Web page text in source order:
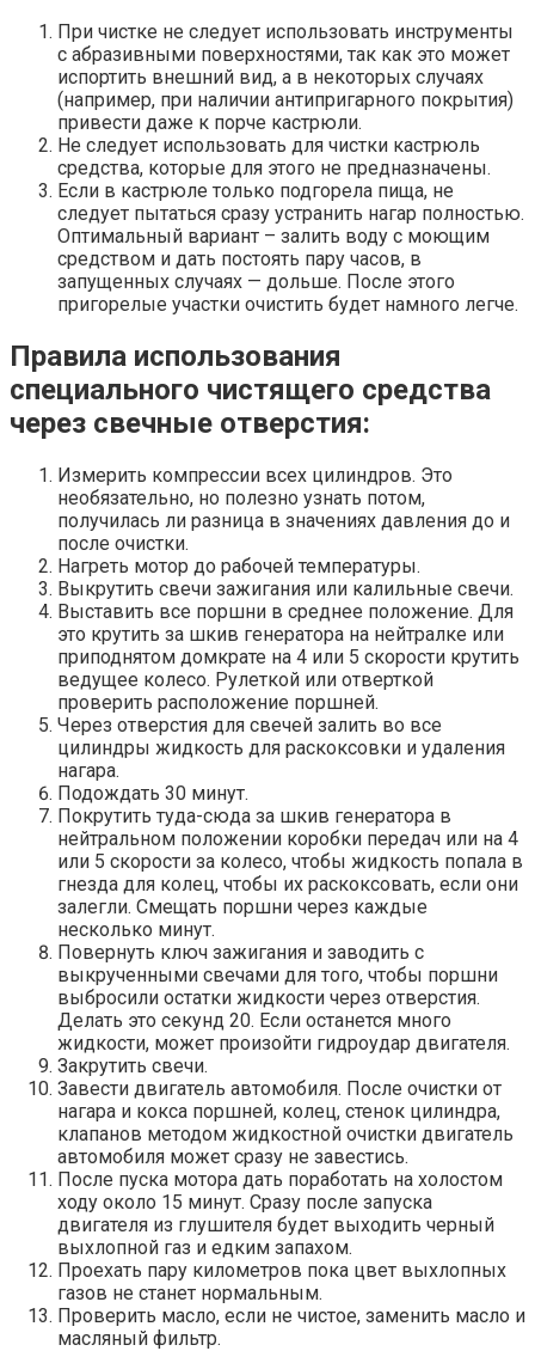
При чистке не следует использовать инструменты
с абразивными поверхностями, так как это может
испортить внешний вид, а в некоторых случаях
(например, при наличии антипригарного покрытия)
привести даже к порче кастрюли.
Не следует использовать для чистки кастрюль
средства, которые для этого не предназначены.
Если в кастрюле только подгорела пища, не
следует пытаться сразу устранить нагар полностью.
Оптимальный вариант – залить воду с моющим
средством и дать постоять пару часов, в
запущенных случаях — дольше. После этого
пригорелые участки очистить будет намного легче.
Правила использования
специального чистящего средства
через свечные отверстия:
Измерить компрессии всех цилиндров. Это
необязательно, но полезно узнать потом,
получилась ли разница в значениях давления до и
после очистки.
Нагреть мотор до рабочей температуры.
Выкрутить свечи зажигания или калильные свечи.
Выставить все поршни в среднее положение. Для
это крутить за шкив генератора на нейтралке или
приподнятом домкрате на 4 или 5 скорости крутить
ведущее колесо. Рулеткой или отверткой
проверить расположение поршней.
Через отверстия для свечей залить во все
цилиндры жидкость для раскоксовки и удаления
нагара.
Подождать 30 минут.
Покрутить туда-сюда за шкив генератора в
нейтральном положении коробки передач или на 4
или 5 скорости за колесо, чтобы жидкость попала в
гнезда для колец, чтобы их раскоксовать, если они
залегли. Смещать поршни через каждые
несколько минут.
Повернуть ключ зажигания и заводить с
выкрученными свечами для того, чтобы поршни
выбросили остатки жидкости через отверстия.
Делать это секунд 20. Если останется много
жидкости, может произойти гидроудар двигателя.
Закрутить свечи.
Завести двигатель автомобиля. После очистки от
нагара и кокса поршней, колец, стенок цилиндра,
клапанов методом жидкостной очистки двигатель
автомобиля может сразу не завестись.
После пуска мотора дать поработать на холостом
ходу около 15 минут. Сразу после запуска
двигателя из глушителя будет выходить черный
выхлопной газ и едким запахом.
Проехать пару километров пока цвет выхлопных
газов не станет нормальным.
Проверить масло, если не чистое, заменить масло и
масляный фильтр.